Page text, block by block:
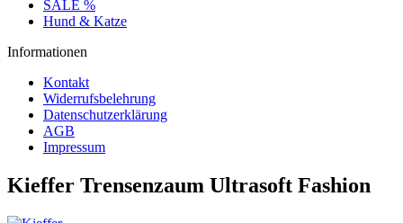
SALE %
Hund & Katze
Informationen
Kontakt
Widerrufsbelehrung
Datenschutzerklärung
AGB
Impressum
Kieffer Trensenzaum Ultrasoft Fashion